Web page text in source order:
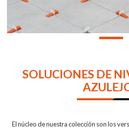
SOLUCIONES DE
El núcleo de nuestra colección son los